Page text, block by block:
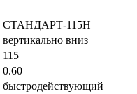
СТАНДАРТ-115Н
вертикально вниз
115
0.60
быстродействующий